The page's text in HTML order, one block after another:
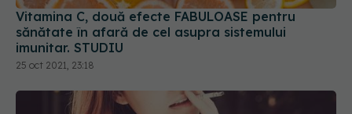
Vitamina C, două efecte FABULOASE pentru
sănătate în afară de cel asupra sistemului
imunitar. STUDIU
25 oct 2021, 23:18